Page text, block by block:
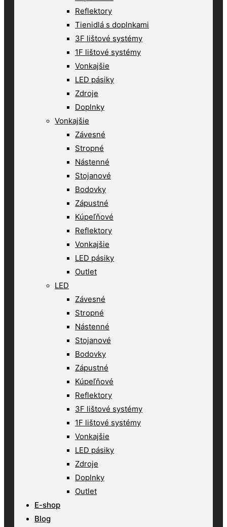
Reflektory
Tienidlá s doplnkami
3F lištové systémy
1F lištové systémy
Vonkajšie
LED pásiky
Zdroje
Doplnky
Vonkajšie
Závesné
Stropné
Nástenné
Stojanové
Bodovky
Zápustné
Kúpeľňové
Reflektory
Vonkajšie
LED pásiky
Outlet
LED
Závesné
Stropné
Nástenné
Stojanové
Bodovky
Zápustné
Kúpeľňové
Reflektory
3F lištové systémy
1F lištové systémy
Vonkajšie
LED pásiky
Zdroje
Doplnky
Outlet
E-shop
Blog